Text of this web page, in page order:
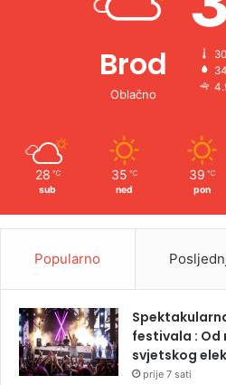
Brod
Oblačno
28 ℃
sub
35 ℃
ned
39 ℃
pon
Popularno
festivala :
svjetskog
prije 7 sati